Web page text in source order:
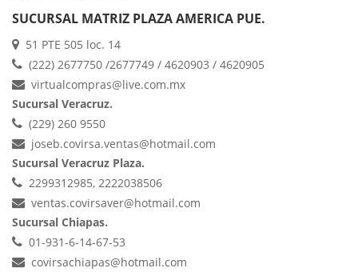
SUCURSAL MATRIZ PLAZA AMERICA PUE.
51 PTE 505 loc. 14
(222) 2677750 /2677749 / 4620903 / 4620905
virtualcompras@live.com.mx
Sucursal Veracruz.
(229) 260 9550
joseb.covirsa.ventas@hotmail.com
Sucursal Veracruz Plaza.
2299312985, 2222038506
ventas.covirsaver@hotmail.com
Sucursal Chiapas.
01-931-6-14-67-53
covirsachiapas@hotmail.com